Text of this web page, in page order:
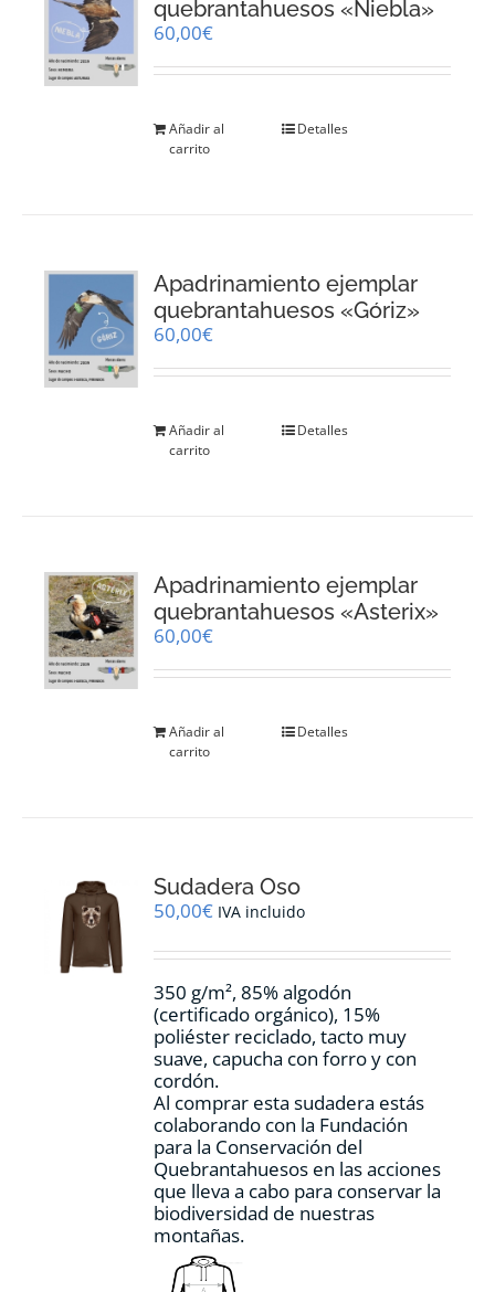
quebrantahuesos «Niebla»
60,00€
Añadir al
carrito
Detalles
Apadrinamiento ejemplar
quebrantahuesos «Góriz»
60,00€
Añadir al
carrito
Detalles
Apadrinamiento ejemplar
quebrantahuesos «Asterix»
60,00€
Añadir al
carrito
Detalles
Sudadera Oso
50,00€ IVA incluido
350 g/m², 85% algodón
(certificado orgánico), 15%
poliéster reciclado, tacto muy
suave, capucha con forro y con
cordón.
Al comprar esta sudadera estás
colaborando con la Fundación
para la Conservación del
Quebrantahuesos en las acciones
que lleva a cabo para conservar la
biodiversidad de nuestras
montañas.